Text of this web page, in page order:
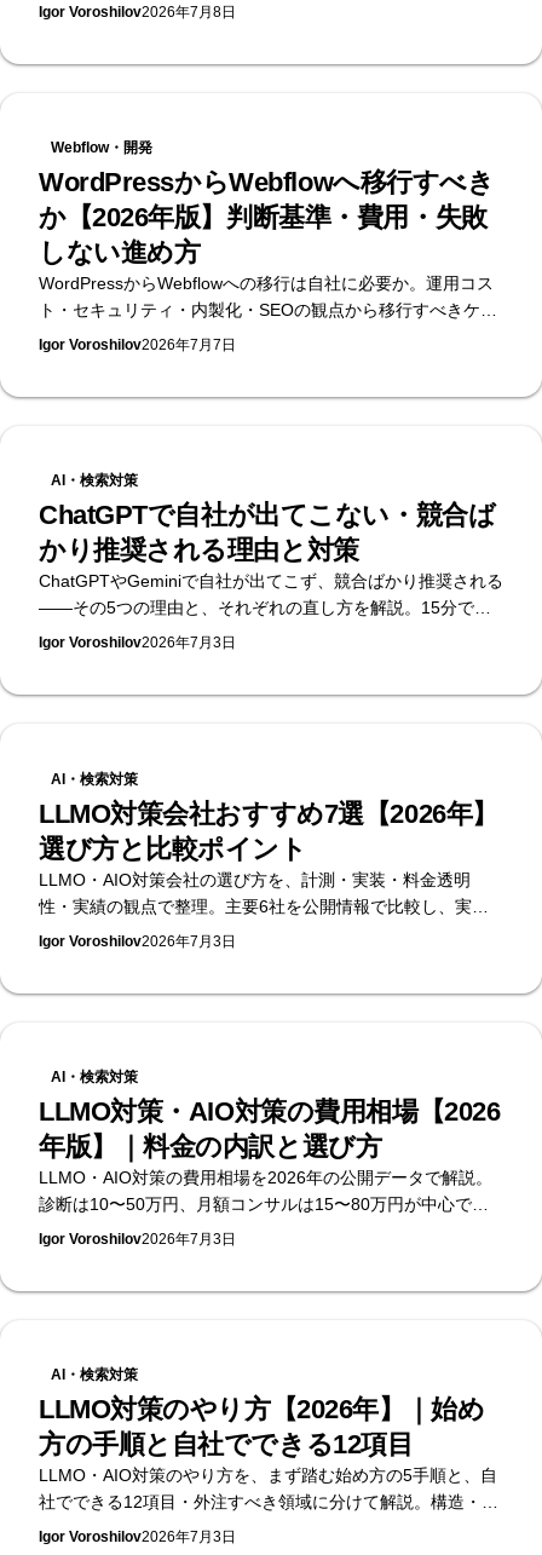
Igor Voroshilov2026年7月8日
Webflow・開発
WordPressからWebflowへ移行すべき
か【2026年版】判断基準・費用・失敗
しない進め方
WordPressからWebflowへの移行は自社に必要か。運用コス
ト・セキュリティ・内製化・SEOの観点から移行すべきケー
スとWordPressに残るべきケースを整理し、SEOを落とさな
Igor Voroshilov2026年7月7日
AI・検索対策
ChatGPTで自社が出てこない・競合ば
かり推奨される理由と対策
ChatGPTやGeminiで自社が出てこず、競合ばかり推奨される
——その5つの理由と、それぞれの直し方を解説。15分でで
きるセルフチェック付き。無料のAI可視性診断を提供する
Igor Voroshilov2026年7月3日
AI・検索対策
LLMO対策会社おすすめ7選【2026年】
選び方と比較ポイント
LLMO・AIO対策会社の選び方を、計測・実装・料金透明
性・実績の観点で整理。主要6社を公開情報で比較し、実装
まで担う立場から選定基準をまとめます。無料のAI可視性診
Igor Voroshilov2026年7月3日
AI・検索対策
LLMO対策・AIO対策の費用相場【2026
年版】｜料金の内訳と選び方
LLMO・AIO対策の費用相場を2026年の公開データで解説。
診断は10〜50万円、月額コンサルは15〜80万円が中心で
す。料金の内訳・選び方・発注時の注意点を、無料のAI可視
Igor Voroshilov2026年7月3日
AI・検索対策
LLMO対策のやり方【2026年】｜始め
方の手順と自社でできる12項目
LLMO・AIO対策のやり方を、まず踏む始め方の5手順と、自
社でできる12項目・外注すべき領域に分けて解説。構造・コ
ンテンツ・外部シグナル・計測の4層で手順化します。何か
Igor Voroshilov2026年7月3日